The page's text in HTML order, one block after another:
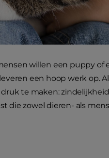
willen een puppy
een hoop werk op.
te maken:
die zowel dieren- als